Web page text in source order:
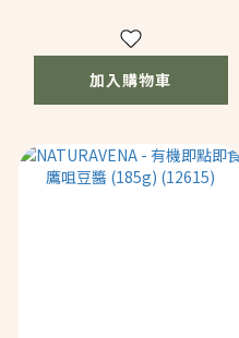
加入購物車